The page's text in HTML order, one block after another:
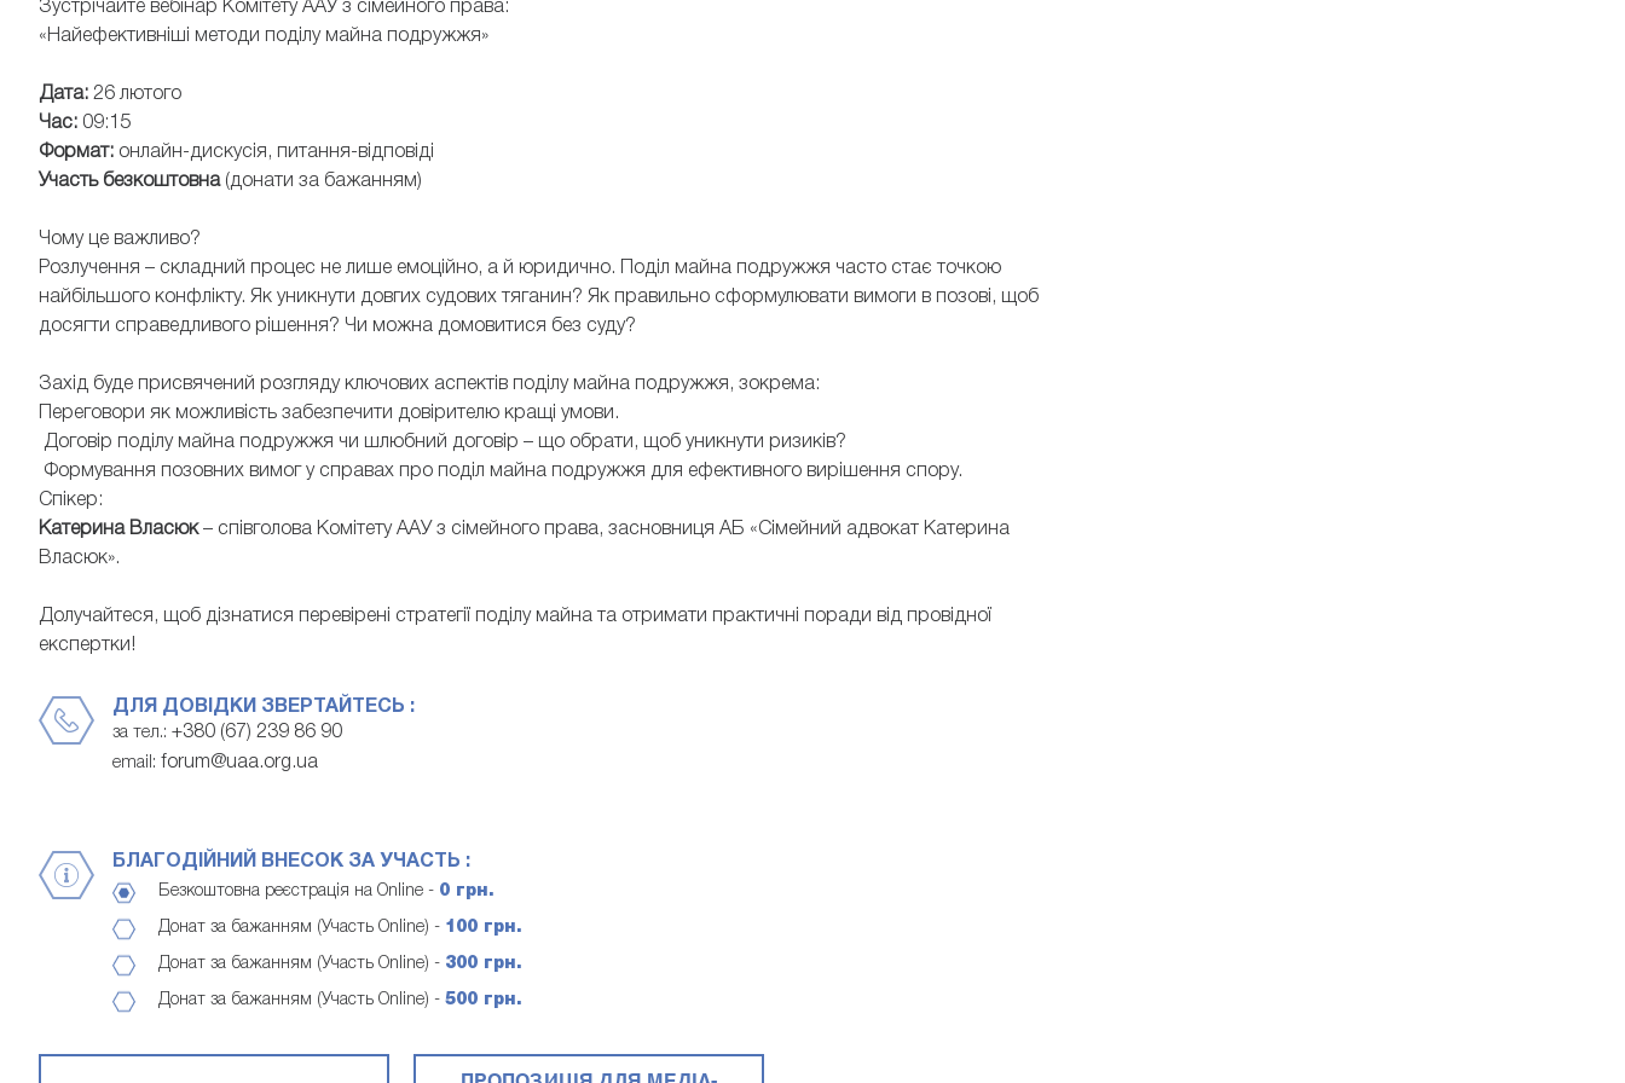
Зустрічайте вебінар Комітету ААУ з сімейного права:
«Найефективніші методи поділу майна подружжя»
Дата: 26 лютого
Час: 09:15
Формат: онлайн-дискусія, питання-відповіді
Участь безкоштовна (донати за бажанням)
Чому це важливо?
Розлучення – складний процес не лише емоційно, а й юридично. Поділ майна подружжя часто стає точкою
найбільшого конфлікту. Як уникнути довгих судових тяганин? Як правильно сформулювати вимоги в позові, щоб
досягти справедливого рішення? Чи можна домовитися без суду?
Захід буде присвячений розгляду ключових аспектів поділу майна подружжя, зокрема:
Переговори як можливість забезпечити довірителю кращі умови.
Договір поділу майна подружжя чи шлюбний договір – що обрати, щоб уникнути ризиків?
Формування позовних вимог у справах про поділ майна подружжя для ефективного вирішення спору.
Спікер:
Катерина Власюк– співголова Комітету ААУ з сімейного права, засновниця АБ «Сімейний адвокат Катерина
Власюк».
Долучайтеся, щоб дізнатися перевірені стратегії поділу майна та отримати практичні поради від провідної
експертки!
ДЛЯ ДОВІДКИ ЗВЕРТАЙТЕСЬ :
за тел.: +380 (67) 239 86 90
email: forum@uaa.org.ua
БЛАГОДІЙНИЙ ВНЕСОК ЗА УЧАСТЬ :
Безкоштовна реєстрація на Online - 0 грн.
Донат за бажанням (Участь Online) - 100 грн.
Донат за бажанням (Участь Online) - 300 грн.
Донат за бажанням (Участь Online) - 500 грн.